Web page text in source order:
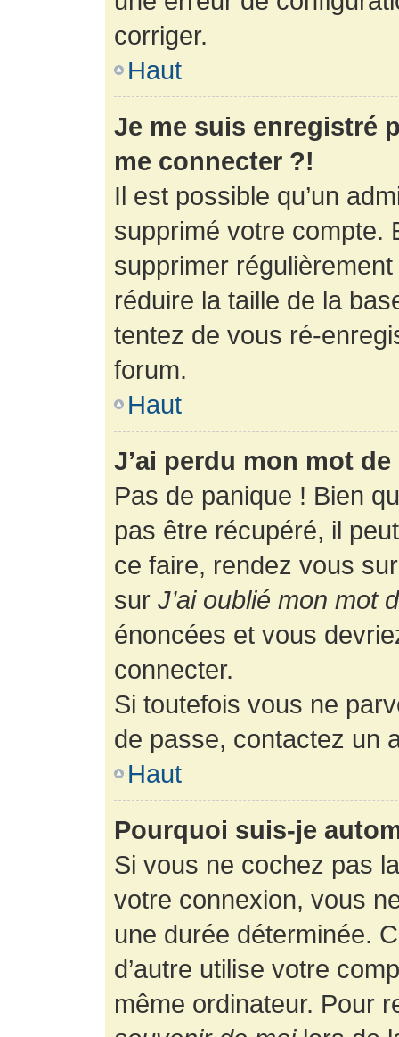
corriger.
Haut
Je me suis enregistré
me connecter ?!
Il est possible qu’un
supprimé votre compte.
supprimer
réduire la taille de la
tentez de vous ré-
forum.
Haut
J’ai perdu mon mot
Pas de panique ! Bien
pas être récupéré, il
ce faire, rendez vous
sur J’ai oublié mon mot
énoncées et vous
connecter.
Si toutefois vous ne
de passe, contactez un
Haut
Pourquoi suis-je
Si vous ne cochez pas
votre connexion, vous
une durée déterminée.
d’autre utilise votre
même ordinateur. Pour